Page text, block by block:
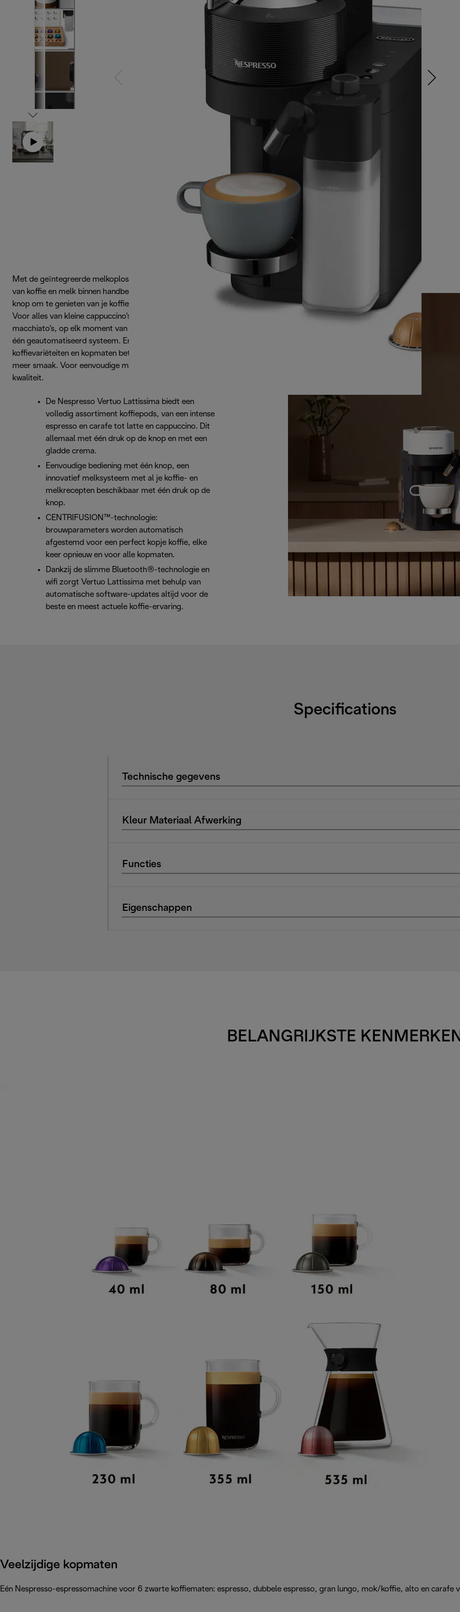
Met de geïntegreerde melkoplossing is het ideale moment
van koffie en melk binnen handbereik. Druk gewoon op de
knop om te genieten van je koffie, zwart of met schuim.
Voor alles van kleine cappuccino's tot grote latte
macchiato's, op elk moment van de dag beschikbaar in
één geautomatiseerd systeem. En met een breed scala aan
koffievariëteiten en kopmaten betekent minder inspanning
meer smaak. Voor eenvoudige melkrecepten van hoge
kwaliteit.
De Nespresso Vertuo Lattissima biedt een
volledig assortiment koffiepods, van een intense
espresso en carafe tot latte en cappuccino. Dit
allemaal met één druk op de knop en met een
gladde crema.
Eenvoudige bediening met één knop, een
innovatief melksysteem met al je koffie- en
melkrecepten beschikbaar met één druk op de
knop.
CENTRIFUSION™-technologie:
brouwparameters worden automatisch
afgestemd voor een perfect kopje koffie, elke
keer opnieuw en voor alle kopmaten.
Dankzij de slimme Bluetooth®-technologie en
wifi zorgt Vertuo Lattissima met behulp van
automatische software-updates altijd voor de
beste en meest actuele koffie-ervaring.
Specifications
Technische gegevens
Kleur Materiaal Afwerking
Functies
Eigenschappen
BELANGRIJKSTE
Veelzijdige kopmaten
Eén Nespresso-espressomachine voor 6 zwarte koffiematen: espresso, dubbele espresso, gran lungo, mok/koffie, alto en carafe